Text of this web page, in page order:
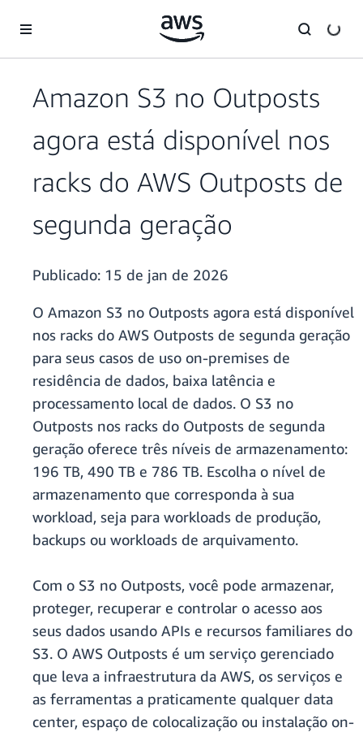
Pular para o conteúdo principal
Amazon S3 no Outposts
agora está disponível nos
racks do AWS Outposts de
segunda geração
Publicado: 15 de jan de 2026
O Amazon S3 no Outposts agora está disponível
nos racks do AWS Outposts de segunda geração
para seus casos de uso on-premises de
residência de dados, baixa latência e
processamento local de dados. O S3 no
Outposts nos racks do Outposts de segunda
geração oferece três níveis de armazenamento:
196 TB, 490 TB e 786 TB. Escolha o nível de
armazenamento que corresponda à sua
workload, seja para workloads de produção,
backups ou workloads de arquivamento.
Com o S3 no Outposts, você pode armazenar,
proteger, recuperar e controlar o acesso aos
seus dados usando APIs e recursos familiares do
S3. O AWS Outposts é um serviço gerenciado
que leva a infraestrutura da AWS, os serviços e
as ferramentas a praticamente qualquer data
center, espaço de colocalização ou instalação on-